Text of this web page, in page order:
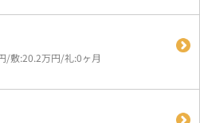
/敷:20.2万円/礼:0ヶ月